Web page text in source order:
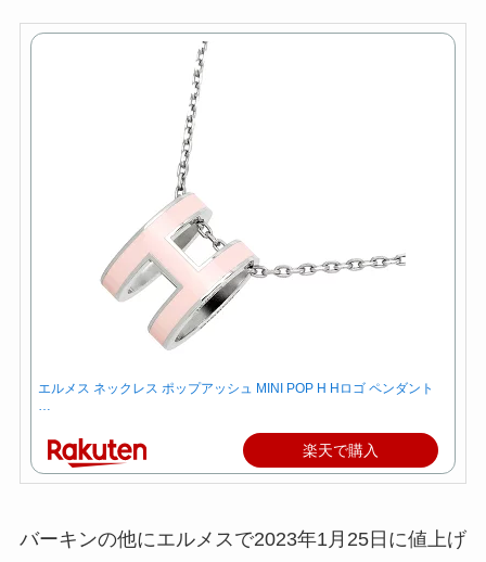
エルメス ネックレス ポップアッシュ MINI POP H Hロゴ ペンダント
楽天で購入
バーキンの他にエルメスで2023年1月25日に値上げ